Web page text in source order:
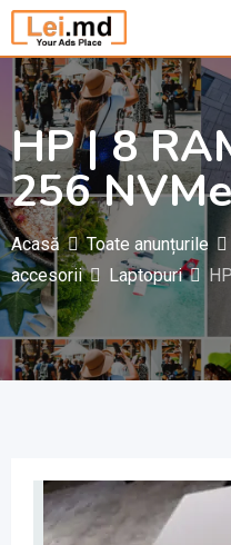
Săriți
la
conținut
HP | 8
256 NVMe
Acasă Toate anunțurile
accesorii
Laptopuri